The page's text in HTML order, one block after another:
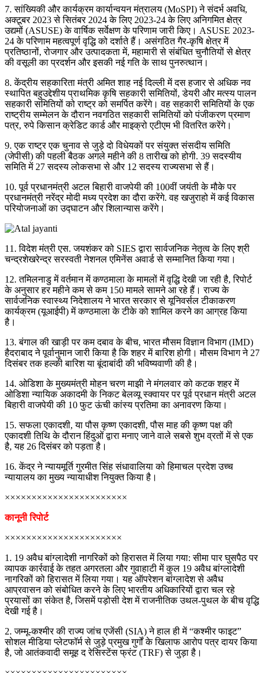
7. सांख्यिकी और कार्यक्रम कार्यान्वयन मंत्रालय (MoSPI) ने संदर्भ अवधि,
अक्टूबर 2023 से सितंबर 2024 के लिए 2023-24 के लिए अनिगमित क्षेत्र
उद्यमों (ASUSE) के वार्षिक सर्वेक्षण के परिणाम जारी किए। ASUSE 2023-
24 के परिणाम महत्वपूर्ण वृद्धि को दर्शाते हैं। असंगठित गैर-कृषि क्षेत्र में
प्रतिष्ठानों, रोजगार और उत्पादकता में, महामारी से संबंधित चुनौतियों से क्षेत्र
की वसूली का प्रदर्शन और इसकी नई गति के साथ पुनरुत्थान।
8. केंद्रीय सहकारिता मंत्री अमित शाह नई दिल्ली में दस हजार से अधिक नव
स्थापित बहुउद्देशीय प्राथमिक कृषि सहकारी समितियों, डेयरी और मत्स्य पालन
सहकारी समितियों को राष्ट्र को समर्पित करेंगे। वह सहकारी समितियों के एक
राष्ट्रीय सम्मेलन के दौरान नवगठित सहकारी समितियों को पंजीकरण प्रमाण
पत्र, रुपे किसान क्रेडिट कार्ड और माइक्रो एटीएम भी वितरित करेंगे।
9. एक राष्ट्र एक चुनाव से जुड़े दो विधेयकों पर संयुक्त संसदीय समिति
(जेपीसी) की पहली बैठक अगले महीने की 8 तारीख को होगी. 39 सदस्यीय
समिति में 27 सदस्य लोकसभा से और 12 सदस्य राज्यसभा से हैं।
10. पूर्व प्रधानमंत्री अटल बिहारी वाजपेयी की 100वीं जयंती के मौके पर
प्रधानमंत्री नरेंद्र मोदी मध्य प्रदेश का दौरा करेंगे. वह खजुराहो में कई विकास
परियोजनाओं का उद्घाटन और शिलान्यास करेंगे।
11. विदेश मंत्री एस. जयशंकर को SIES द्वारा सार्वजनिक नेतृत्व के लिए श्री
चन्द्रशेखरेन्द्र सरस्वती नेशनल एमिनेंस अवार्ड से सम्मानित किया गया।
12. तमिलनाडु में वर्तमान में कण्ठमाला के मामलों में वृद्धि देखी जा रही है, रिपोर्ट
के अनुसार हर महीने कम से कम 150 मामले सामने आ रहे हैं। राज्य के
सार्वजनिक स्वास्थ्य निदेशालय ने भारत सरकार से यूनिवर्सल टीकाकरण
कार्यक्रम (यूआईपी) में कण्ठमाला के टीके को शामिल करने का आग्रह किया
है।
13. बंगाल की खाड़ी पर कम दबाव के बीच, भारत मौसम विज्ञान विभाग (IMD)
हैदराबाद ने पूर्वानुमान जारी किया है कि शहर में बारिश होगी। मौसम विभाग ने 27
दिसंबर तक हल्की बारिश या बूंदाबांदी की भविष्यवाणी की है।
14. ओडिशा के मुख्यमंत्री मोहन चरण माझी ने मंगलवार को कटक शहर में
ओडिशा न्यायिक अकादमी के निकट बेलव्यू स्क्वायर पर पूर्व प्रधान मंत्री अटल
बिहारी वाजपेयी की 10 फुट ऊंची कांस्य प्रतिमा का अनावरण किया।
15. सफला एकादशी, या पौस कृष्ण एकादशी, पौस माह की कृष्ण पक्ष की
एकादशी तिथि के दौरान हिंदुओं द्वारा मनाए जाने वाले सबसे शुभ व्रतों में से एक
है, यह 26 दिसंबर को पड़ता है।
16. केंद्र ने न्यायमूर्ति गुरमीत सिंह संधावालिया को हिमाचल प्रदेश उच्च
न्यायालय का मुख्य न्यायाधीश नियुक्त किया है।
×××××××××××××××××××××××
कानूनी रिपोर्ट
××××××××××××××××××××××
1. 19 अवैध बांग्लादेशी नागरिकों को हिरासत में लिया गया: सीमा पार घुसपैठ पर
व्यापक कार्रवाई के तहत अगरतला और गुवाहाटी में कुल 19 अवैध बांग्लादेशी
नागरिकों को हिरासत में लिया गया। यह ऑपरेशन बांग्लादेश से अवैध
आप्रवासन को संबोधित करने के लिए भारतीय अधिकारियों द्वारा चल रहे
प्रयासों का संकेत है, जिसमें पड़ोसी देश में राजनीतिक उथल-पुथल के बीच वृद्धि
देखी गई है।
2. जम्मू-कश्मीर की राज्य जांच एजेंसी (SIA) ने हाल ही में “कश्मीर फाइट”
सोशल मीडिया प्लेटफॉर्म से जुड़े प्रमुख गुर्गों के खिलाफ आरोप पत्र दायर किया
है, जो आतंकवादी समूह द रेसिस्टेंस फ्रंट (TRF) से जुड़ा है।